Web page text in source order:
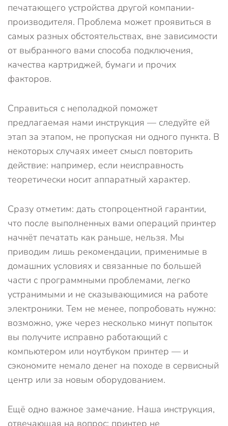
печатающего устройства другой компании-
производителя. Проблема может проявиться в
самых разных обстоятельствах, вне зависимости
от выбранного вами способа подключения,
качества картриджей, бумаги и прочих
факторов.
Справиться с неполадкой поможет
предлагаемая нами инструкция — следуйте ей
этап за этапом, не пропуская ни одного пункта. В
некоторых случаях имеет смысл повторить
действие: например, если неисправность
теоретически носит аппаратный характер.
Сразу отметим: дать стопроцентной гарантии,
что после выполненных вами операций принтер
начнёт печатать как раньше, нельзя. Мы
приводим лишь рекомендации, применимые в
домашних условиях и связанные по большей
части с программными проблемами, легко
устранимыми и не сказывающимися на работе
электроники. Тем не менее, попробовать нужно:
возможно, уже через несколько минут попыток
вы получите исправно работающий с
компьютером или ноутбуком принтер — и
сэкономите немало денег на походе в сервисный
центр или за новым оборудованием.
Ещё одно важное замечание. Наша инструкция,
отвечающая на вопрос: принтер не